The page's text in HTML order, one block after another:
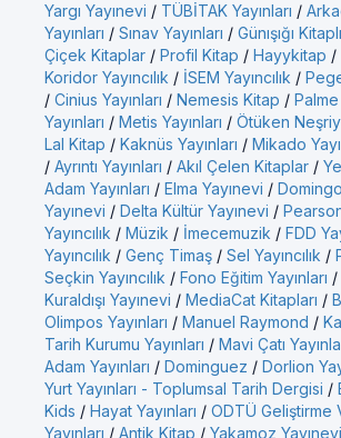
Yargı Yayınevi / TÜBİTAK Yayınları /
Yayınları / Sınav Yayınları / Günışığı
Çiçek Kitaplar / Profil Kitap / Hayykitap /
Koridor Yayıncılık / İSEM Yayıncılık /
/ Cinius Yayınları / Nemesis Kitap / Palme
Yayınları / Metis Yayınları / Ötüken
Lal Kitap / Kaknüs Yayınları / Mikado
/ Ayrıntı Yayınları / Akıl Çelen Kitaplar /
Adam Yayınları / Elma Yayınevi /
Yayınevi / Delta Kültür Yayınevi /
Yayıncılık / Müzik / İmecemuzik / FDD
Yayıncılık / Genç Timaş / Sel Yayıncılık /
Seçkin Yayıncılık / Fono Eğitim Yayınları /
Kuraldışı Yayınevi / MediaCat Kitapları /
Olimpos Yayınları / Manuel Raymond /
Tarih Kurumu Yayınları / Mavi Çatı
Adam Yayınları / Dominguez / Dorlion
Yurt Yayınları - Toplumsal Tarih Dergisi /
Kids / Hayat Yayınları / ODTÜ Geliştirme
Yayınları / Antik Kitap / Yakamoz Yayınevi